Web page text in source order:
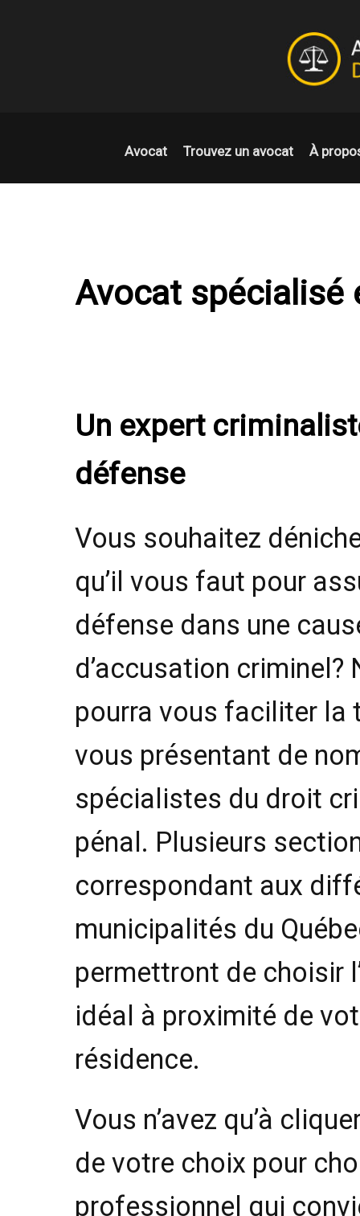
Avocat Trouvez un avocat À
Avocat
Un expert
défense
Vous souhaitez
qu’il vous faut pour
défense dans une
d’accusation criminel?
pourra vous faciliter la
vous présentant de
spécialistes du droit
pénal. Plusieurs
correspondant aux
municipalités du
permettront de choisir
idéal à proximité de
résidence.
Vous n’avez qu’à
de votre choix pour
professionnel qui